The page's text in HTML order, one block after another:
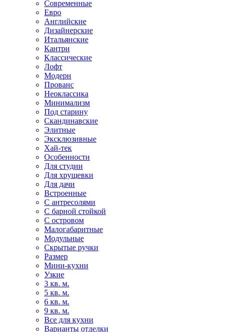
Современные
Евро
Английские
Дизайнерские
Итальянские
Кантри
Классические
Лофт
Модерн
Прованс
Неоклассика
Минимализм
Под старину
Скандинавские
Элитные
Эксклюзивные
Хай-тек
Особенности
Для студии
Для хрущевки
Для дачи
Встроенные
С антресолями
С барной стойкой
С островом
Малогабаритные
Модульные
Скрытые ручки
Размер
Мини-кухни
Узкие
3 кв. м.
5 кв. м.
6 кв. м.
9 кв. м.
Все для кухни
Варианты отделки